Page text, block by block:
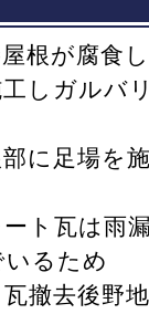
根が腐食
しガルバ
に足場を
ート瓦は雨
るため
撤去後野